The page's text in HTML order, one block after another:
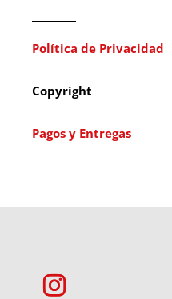
Política de Privacidad
Copyright
Pagos y Entregas